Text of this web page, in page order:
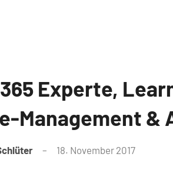
Experte,
Management &
18. November 2017